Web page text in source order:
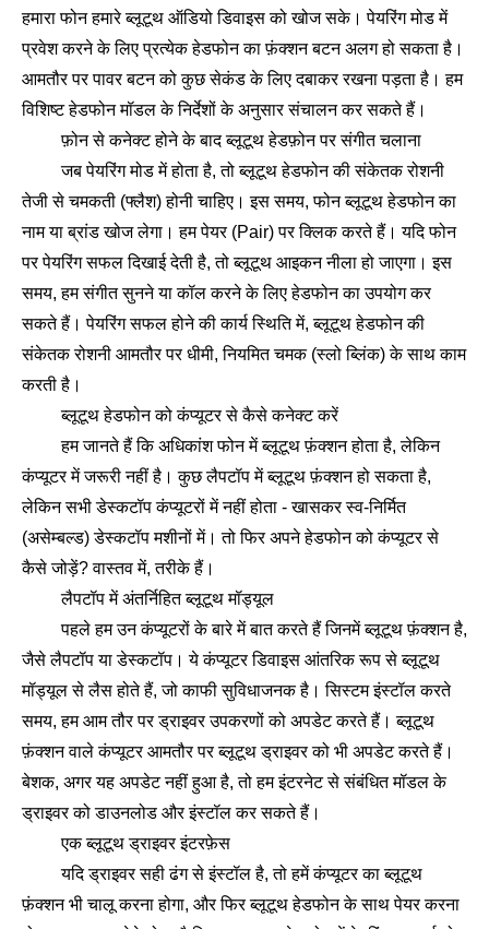
हमारा फोन हमारे ब्लूटूथ ऑडियो डिवाइस को खोज सके। पेयरिंग मोड में
प्रवेश करने के लिए प्रत्येक हेडफोन का फ़ंक्शन बटन अलग हो सकता है।
आमतौर पर पावर बटन को कुछ सेकंड के लिए दबाकर रखना पड़ता है। हम
विशिष्ट हेडफोन मॉडल के निर्देशों के अनुसार संचालन कर सकते हैं।
फ़ोन से कनेक्ट होने के बाद ब्लूटूथ हेडफ़ोन पर संगीत चलाना
जब पेयरिंग मोड में होता है, तो ब्लूटूथ हेडफोन की संकेतक रोशनी
तेजी से चमकती (फ्लैश) होनी चाहिए। इस समय, फोन ब्लूटूथ हेडफोन का
नाम या ब्रांड खोज लेगा। हम पेयर (Pair) पर क्लिक करते हैं। यदि फोन
पर पेयरिंग सफल दिखाई देती है, तो ब्लूटूथ आइकन नीला हो जाएगा। इस
समय, हम संगीत सुनने या कॉल करने के लिए हेडफोन का उपयोग कर
सकते हैं। पेयरिंग सफल होने की कार्य स्थिति में, ब्लूटूथ हेडफोन की
संकेतक रोशनी आमतौर पर धीमी, नियमित चमक (स्लो ब्लिंक) के साथ काम
करती है।
ब्लूटूथ हेडफोन को कंप्यूटर से कैसे कनेक्ट करें
हम जानते हैं कि अधिकांश फोन में ब्लूटूथ फ़ंक्शन होता है, लेकिन
कंप्यूटर में जरूरी नहीं है। कुछ लैपटॉप में ब्लूटूथ फ़ंक्शन हो सकता है,
लेकिन सभी डेस्कटॉप कंप्यूटरों में नहीं होता - खासकर स्व-निर्मित
(असेम्बल्ड) डेस्कटॉप मशीनों में। तो फिर अपने हेडफोन को कंप्यूटर से
कैसे जोड़ें? वास्तव में, तरीके हैं।
लैपटॉप में अंतर्निहित ब्लूटूथ मॉड्यूल
पहले हम उन कंप्यूटरों के बारे में बात करते हैं जिनमें ब्लूटूथ फ़ंक्शन है,
जैसे लैपटॉप या डेस्कटॉप। ये कंप्यूटर डिवाइस आंतरिक रूप से ब्लूटूथ
मॉड्यूल से लैस होते हैं, जो काफी सुविधाजनक है। सिस्टम इंस्टॉल करते
समय, हम आम तौर पर ड्राइवर उपकरणों को अपडेट करते हैं। ब्लूटूथ
फ़ंक्शन वाले कंप्यूटर आमतौर पर ब्लूटूथ ड्राइवर को भी अपडेट करते हैं।
बेशक, अगर यह अपडेट नहीं हुआ है, तो हम इंटरनेट से संबंधित मॉडल के
ड्राइवर को डाउनलोड और इंस्टॉल कर सकते हैं।
एक ब्लूटूथ ड्राइवर इंटरफ़ेस
यदि ड्राइवर सही ढंग से इंस्टॉल है, तो हमें कंप्यूटर का ब्लूटूथ
फ़ंक्शन भी चालू करना होगा, और फिर ब्लूटूथ हेडफोन के साथ पेयर करना